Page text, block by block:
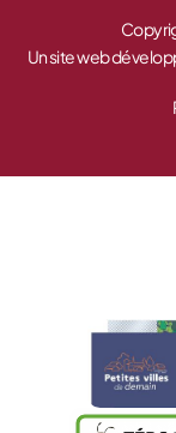
Un site web